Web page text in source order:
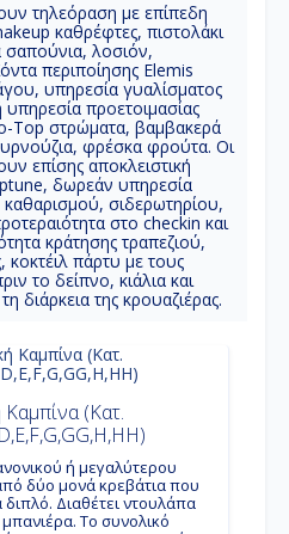
τηλεόραση με επίπεδη
καθρέφτες, πιστολάκι
σαπούνια, λοσιόν,
περιποίησης Elemis
υπηρεσία γυαλίσματος
προετοιμασίας
Top στρώματα, βαμβακερά
φρέσκα φρούτα. Οι
επίσης αποκλειστική
δωρεάν υπηρεσία
σιδερωτηρίου,
στο checkin και
κράτησης τραπεζιού,
κοκτέιλ πάρτυ με τους
το δείπνο, κιάλια και
διάρκεια της κρουαζιέρας.
Καμπίνα (Κατ.
ή μεγαλύτερου
δύο μονά κρεβάτια που
Διαθέτει ντουλάπα
Το συνολικό